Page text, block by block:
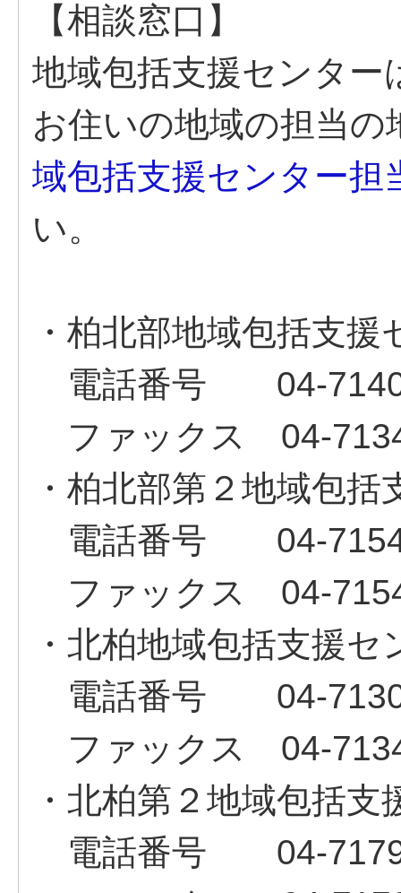
【相談窓口】
地域包括支援センター
お住いの地域の担当
域包括支援センター担
い。
・柏北部地域包括支援
電話番号
ファックス
・柏北部第２地域包括
電話番号
ファックス
・北柏地域包括支援セ
電話番号
ファックス
・北柏第２地域包括支
電話番号